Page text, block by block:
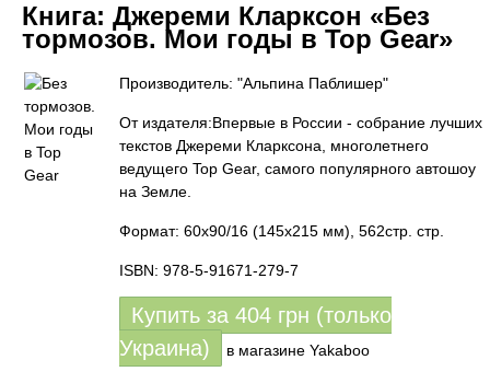
Книга: Джереми Кларксон «Без
тормозов. Мои годы в Top Gear»
Производитель: "Альпина Паблишер"
От издателя:Впервые в России - собрание лучших
текстов Джереми Кларксона, многолетнего
ведущего Top Gear, самого популярного автошоу
на Земле.
Формат: 60x90/16 (145х215 мм), 562стр. стр.
ISBN: 978-5-91671-279-7
Купить за 404 грн (только
Украина)
в магазине Yakaboo